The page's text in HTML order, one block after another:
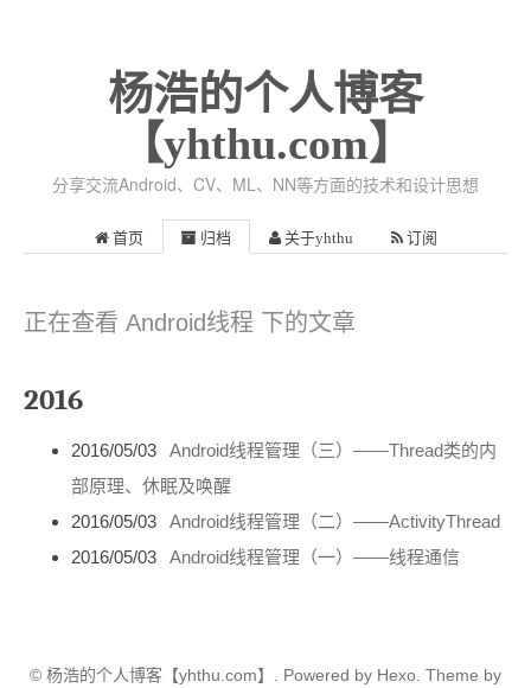
杨浩的个人博客
【yhthu.com】
分享交流Android、CV、ML、NN等方面的技术和设计思想
首页 归档 关于yhthu 订阅
正在查看 Android线程 下的文章
2016
2016/05/03
Android线程管理（三）——Thread类的内
部原理、休眠及唤醒
2016/05/03
Android线程管理（二）——ActivityThread
2016/05/03
Android线程管理（一）——线程通信
© 杨浩的个人博客【yhthu.com】. Powered by Hexo. Theme by